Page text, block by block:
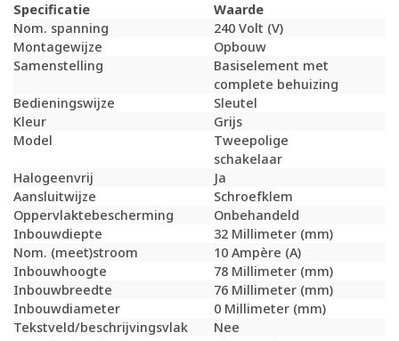
Specificatie
Waarde
Nom. spanning
240 Volt (V)
Montagewijze
Opbouw
Samenstelling
Basiselement met
complete behuizing
Bedieningswijze
Sleutel
Kleur
Grijs
Model
Tweepolige
schakelaar
Halogeenvrij
Ja
Aansluitwijze
Schroefklem
Oppervlaktebescherming
Onbehandeld
Inbouwdiepte
32 Millimeter (mm)
Nom. (meet)stroom
10 Ampère (A)
Inbouwhoogte
78 Millimeter (mm)
Inbouwbreedte
76 Millimeter (mm)
Inbouwdiameter
0 Millimeter (mm)
Tekstveld/beschrijvingsvlak
Nee